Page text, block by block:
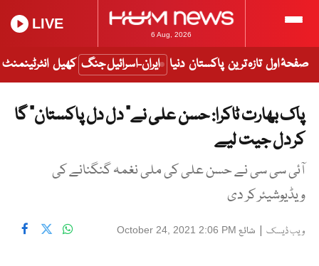
6 Aug, 2026
LIVE
صفحۂ اول تازہ ترین پاکستان دنیا ایران-اسرائیل جنگ کھیل انٹرٹینمنٹ
پاک بھارت ٹاکرا: حسن علی نے” دل دل پاکستان” گا
کر دل جیت لیے
آئی سی سی نے حسن علی کی ملی نغمہ گنگنانے کی
ویڈیوشیئر کر دی
ویب ڈیسک | شائع October 24, 2021 2:06 PM